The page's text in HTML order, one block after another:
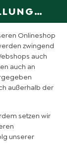
DATENSCHUTZEINSTELLUNGEN
Onlineshop
zwingend
auch
auch an
außerhalb der
setzen wir
unserer
DE